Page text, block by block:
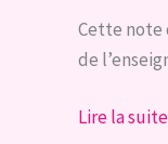
Cette note
de
Note
Lire la